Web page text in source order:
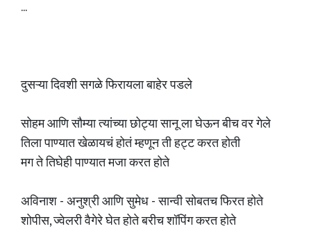
...
दुसऱ्या दिवशी सगळे फिरायला बाहेर पडले
सोहम आणि सौम्या त्यांच्या छोट्या सानू ला घेऊन बीच वर गेले
तिला पाण्यात खेळायचं होतं म्हणून ती हट्ट करत होती
मग ते तिघेही पाण्यात मजा करत होते
अविनाश - अनुश्री आणि सुमेध - सान्वी सोबतच फिरत होते
शोपीस, ज्वेलरी वैगेरे घेत होते बरीच शॉपिंग करत होते